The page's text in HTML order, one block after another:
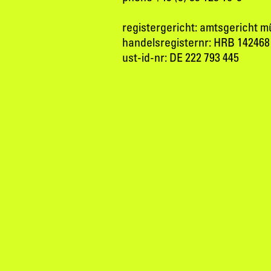
registergericht: amtsgericht
handelsregisternr: HRB 142468
ust-id-nr: DE 222 793 445